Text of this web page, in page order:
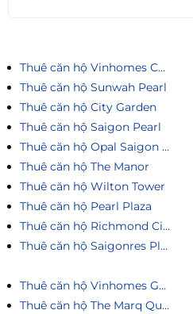
Thuê căn hộ Vinhomes Central Park
Thuê căn hộ Sunwah Pearl
Thuê căn hộ City Garden
Thuê căn hộ Saigon Pearl
Thuê căn hộ Opal Saigon Pearl
Thuê căn hộ The Manor
Thuê căn hộ Wilton Tower
Thuê căn hộ Pearl Plaza
Thuê căn hộ Richmond City
Thuê căn hộ Saigonres Plaza
Thuê căn hộ Vinhomes Golden River
Thuê căn hộ The Marq Quận 1